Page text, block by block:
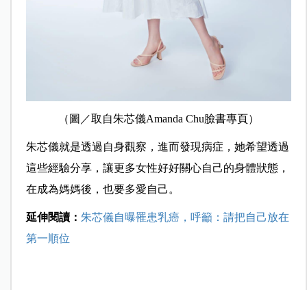
（圖／取自朱芯儀Amanda Chu臉書專頁）
朱芯儀就是透過自身觀察，進而發現病症，她希望透過
這些經驗分享，讓更多女性好好關心自己的身體狀態，
在成為媽媽後，也要多愛自己。
延伸閱讀： 朱芯儀自曝罹患乳癌，呼籲：請把自己放在
第一順位